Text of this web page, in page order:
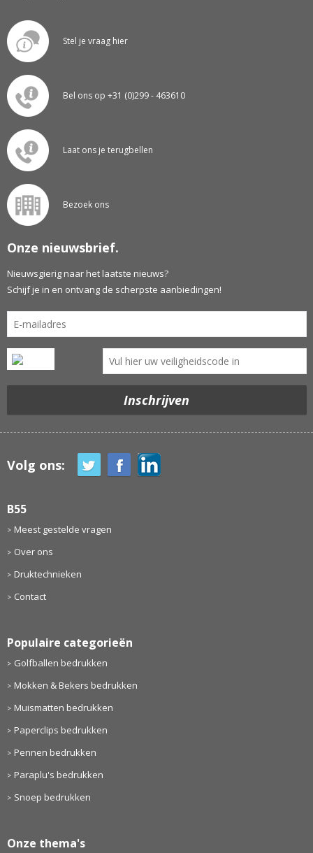
Stel je vraag hier
Bel ons op +31 (0)299 - 463610
Laat ons je terugbellen
Bezoek ons
Onze nieuwsbrief.
Nieuwsgierig naar het laatste nieuws?
Schijf je in en ontvang de scherpste aanbiedingen!
Volg ons:
B55
Meest gestelde vragen
Over ons
Druktechnieken
Contact
Populaire categorieën
Golfballen bedrukken
Mokken & Bekers bedrukken
Muismatten bedrukken
Paperclips bedrukken
Pennen bedrukken
Paraplu's bedrukken
Snoep bedrukken
Onze thema's